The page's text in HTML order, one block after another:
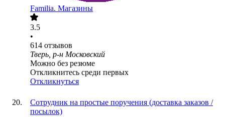
Familia. Магазины
3.5
•
614 отзывов
Тверь, р-н Московский
Можно без резюме
Откликнитесь среди первых
Откликнуться
Сотрудник на простые поручения (доставка заказов /
посылок)